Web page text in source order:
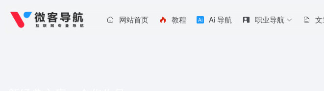
网站首页 教程 Ai 导航 职业导航